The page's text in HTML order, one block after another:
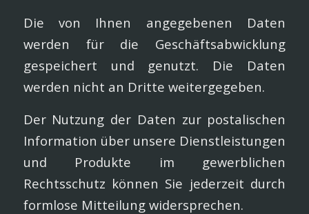
Die von Ihnen angegebenen Daten
werden für die Geschäftsab­wicklung
gespeichert und genutzt. Die Daten
werden nicht an Dritte weitergegeben.
Der Nutzung der Daten zur postalischen
Information über unsere Dienstleistungen
und Produkte im gewerblichen
Rechtsschutz kön­nen Sie jederzeit durch
formlose Mitteilung widersprechen.